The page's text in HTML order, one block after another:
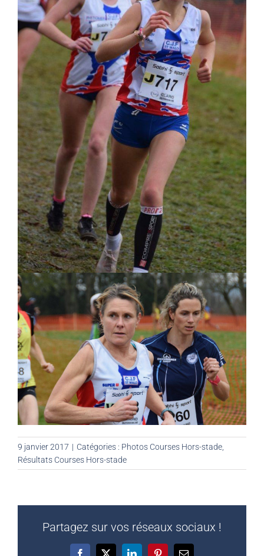
9 janvier 2017 | Catégories : Photos Courses Hors-stade,
Résultats Courses Hors-stade
Partagez sur vos réseaux sociaux !